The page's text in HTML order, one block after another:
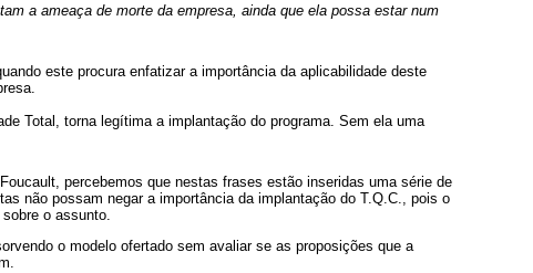
a ameaça de morte da empresa, ainda que ela possa estar num
este procura enfatizar a importância da aplicabilidade deste
Total, torna legítima a implantação do programa. Sem ela uma
percebemos que nestas frases estão inseridas uma série de
não possam negar a importância da implantação do T.Q.C., pois o
o assunto.
o modelo ofertado sem avaliar se as proposições que a